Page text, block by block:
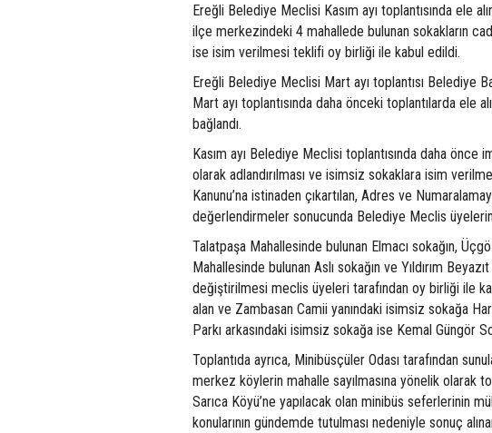
Ereğli Belediye Meclisi Kasım ayı toplantısında ele
ilçe merkezindeki 4 mahallede bulunan sokakların
ise isim verilmesi teklifi oy birliği ile kabul edildi.
Ereğli Belediye Meclisi Mart ayı toplantısı Belediye
Mart ayı toplantısında daha önceki toplantılarda ele
bağlandı.
Kasım ayı Belediye Meclisi toplantısında daha önce
olarak adlandırılması ve isimsiz sokaklara isim
Kanunu’na istinaden çıkartılan, Adres ve
değerlendirmeler sonucunda Belediye Meclis
Talatpaşa Mahallesinde bulunan Elmacı sokağın,
Mahallesinde bulunan Aslı sokağın ve Yıldırım
değiştirilmesi meclis üyeleri tarafından oy birliği ile
alan ve Zambasan Camii yanındaki isimsiz sokağa
Parkı arkasındaki isimsiz sokağa ise Kemal Güngör
Toplantıda ayrıca, Minibüsçüler Odası tarafından
merkez köylerin mahalle sayılmasına yönelik olarak
Sarıca Köyü’ne yapılacak olan minibüs seferlerinin
konularının gündemde tutulması nedeniyle sonuç